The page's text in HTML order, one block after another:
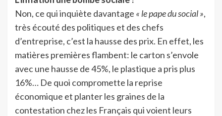
Non, ce qui inquiète davantage « le pape du social »,
très écouté des politiques et des chefs
d’entreprise, c’est la hausse des prix. En effet, les
matières premières flambent: le carton s’envole
avec une hausse de 45%, le plastique a pris plus
16%… De quoi compromette la reprise
économique et planter les graines de la
contestation chez les Français qui voient leurs